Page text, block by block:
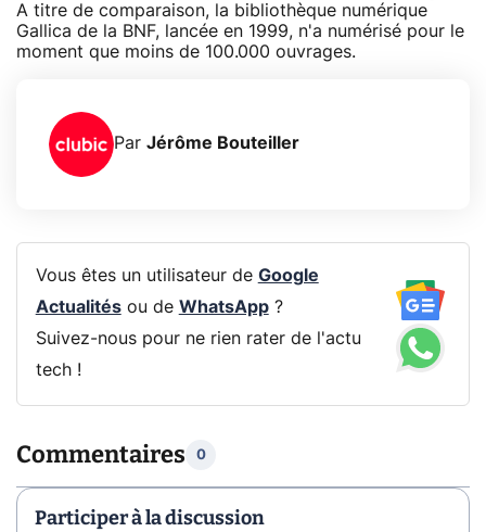
A titre de comparaison, la bibliothèque numérique
Gallica de la BNF, lancée en 1999, n'a numérisé pour le
moment que moins de 100.000 ouvrages.
Par Jérôme Bouteiller
Vous êtes un utilisateur de Google
Actualitésou de WhatsApp?
Suivez-nous pour ne rien rater de l'actu
tech !
Commentaires 0
Participer à la discussion